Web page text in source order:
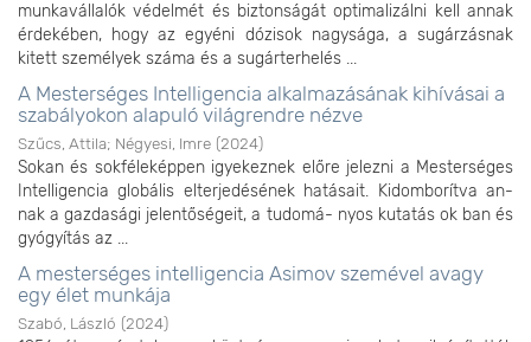
munkavállalók védelmét és biztonságát optimalizálni kell annak
érdekében, hogy az egyéni dózisok nagysága, a sugárzásnak
kitett személyek száma és a sugárterhelés ...
A Mesterséges Intelligencia alkalmazásának kihívásai a
szabályokon alapuló világrendre nézve
Szűcs, Attila; Négyesi, Imre (2024)
Sokan és sokféleképpen igyekeznek előre jelezni a Mesterséges
Intelligencia globális elterjedésének hatásait. Kidomborítva an-
nak a gazdasági jelentőségeit, a tudomá- nyos kutatás ok ban és
gyógyítás az ...
A mesterséges intelligencia Asimov szemével avagy
egy élet munkája
Szabó, László (2024)